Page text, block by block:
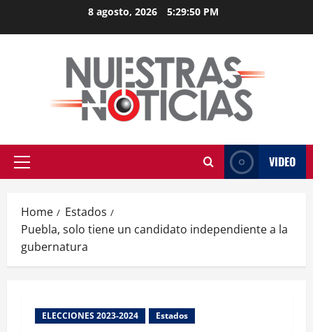
8 agosto, 2026 5:29:50 PM
Primary
VIDEO
Home
Estados
Puebla, solo tiene un candidato independiente a la
gubernatura
ELECCIONES 2023-2024 Estados